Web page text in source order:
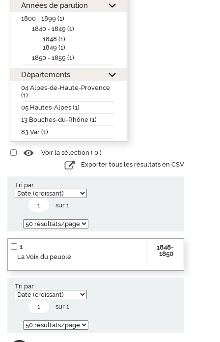
Années de parution
1800 - 1899 (1)
1840 - 1849 (1)
1848 (1)
1849 (1)
1850 - 1859 (1)
Départements
04 Alpes-de-Haute-Provence
(1)
05 Hautes-Alpes (1)
13 Bouches-du-Rhône (1)
83 Var (1)
Voir la sélection ( 0 )
Exporter tous les résultats en CSV
Tri par :
sur 1
1
La Voix du peuple
1848-
1850
Tri par :
sur 1